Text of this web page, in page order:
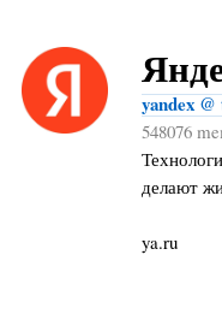
yandex
548076
делают
ya.ru